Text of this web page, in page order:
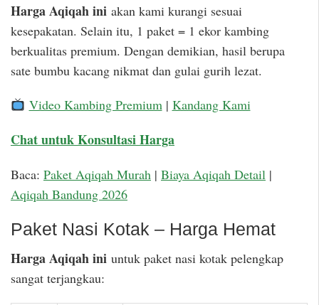
Harga Aqiqah ini akan kami kurangi sesuai
kesepakatan. Selain itu, 1 paket = 1 ekor kambing
berkualitas premium. Dengan demikian, hasil berupa
sate bumbu kacang nikmat dan gulai gurih lezat.
Video Kambing Premium| Kandang Kami
Chat untuk Konsultasi Harga
Baca: Paket Aqiqah Murah | Biaya Aqiqah Detail |
Aqiqah Bandung 2026
Paket Nasi Kotak – Harga Hemat
Harga Aqiqah ini untuk paket nasi kotak pelengkap
sangat terjangkau: